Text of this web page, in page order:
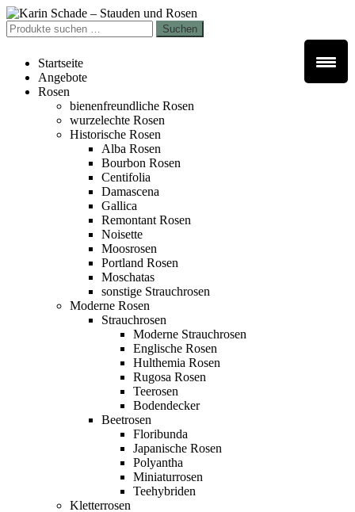
Zur
Navigation
springen
Zum
Inhalt
springen
Suchen
nach:
Suchen
Startseite
Angebote
Rosen
bienenfreundliche Rosen
wurzelechte Rosen
Historische Rosen
Alba Rosen
Bourbon Rosen
Centifolia
Damascena
Gallica
Remontant Rosen
Noisette
Moosrosen
Portland Rosen
Moschatas
sonstige Strauchrosen
Moderne Rosen
Strauchrosen
Moderne Strauchrosen
Englische Rosen
Hulthemia Rosen
Rugosa Rosen
Teerosen
Bodendecker
Beetrosen
Floribunda
Japanische Rosen
Polyantha
Miniaturrosen
Teehybriden
Kletterrosen